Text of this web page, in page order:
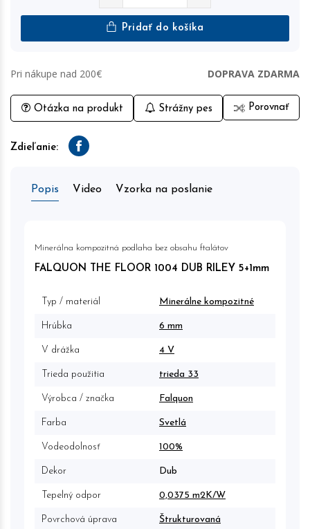
Pridať do košíka
Pri nákupe nad 200€ DOPRAVA ZDARMA
Otázka na produkt Strážny pes Porovnať
Zdieľanie: Facebook
Popis Video Vzorka na poslanie
Minerálna kompozitná podlaha bez obsahu ftalátov
FALQUON THE FLOOR 1004 DUB RILEY 5+1mm
Typ / materiál Minerálne kompozitné
Hrúbka 6 mm
V drážka 4 V
Trieda použitia trieda 33
Výrobca / značka Falquon
Farba Svetlá
Vodeodolnosť 100%
Dekor Dub
Tepelný odpor 0,0375 m2K/W
Povrchová úprava Štrukturovaná